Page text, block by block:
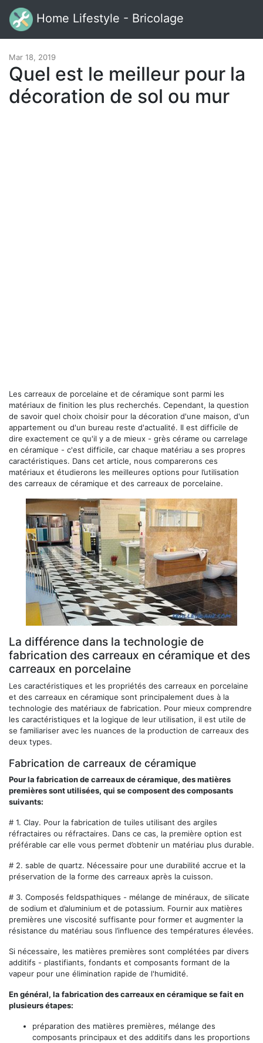
Home Lifestyle - Bricolage
Mar 18, 2019
Quel est le meilleur pour la
décoration de sol ou mur
Les carreaux de porcelaine et de céramique sont parmi les
matériaux de finition les plus recherchés. Cependant, la question
de savoir quel choix choisir pour la décoration d'une maison, d'un
appartement ou d'un bureau reste d'actualité. Il est difficile de
dire exactement ce qu'il y a de mieux - grès cérame ou carrelage
en céramique - c'est difficile, car chaque matériau a ses propres
caractéristiques. Dans cet article, nous comparerons ces
matériaux et étudierons les meilleures options pour l’utilisation
des carreaux de céramique et des carreaux de porcelaine.
La différence dans la technologie de
fabrication des carreaux en céramique et des
carreaux en porcelaine
Les caractéristiques et les propriétés des carreaux en porcelaine
et des carreaux en céramique sont principalement dues à la
technologie des matériaux de fabrication. Pour mieux comprendre
les caractéristiques et la logique de leur utilisation, il est utile de
se familiariser avec les nuances de la production de carreaux des
deux types.
Fabrication de carreaux de céramique
Pour la fabrication de carreaux de céramique, des matières
premières sont utilisées, qui se composent des composants
suivants:
# 1. Clay. Pour la fabrication de tuiles utilisant des argiles
réfractaires ou réfractaires. Dans ce cas, la première option est
préférable car elle vous permet d’obtenir un matériau plus durable.
# 2. sable de quartz. Nécessaire pour une durabilité accrue et la
préservation de la forme des carreaux après la cuisson.
# 3. Composés feldspathiques - mélange de minéraux, de silicate
de sodium et d’aluminium et de potassium. Fournir aux matières
premières une viscosité suffisante pour former et augmenter la
résistance du matériau sous l’influence des températures élevées.
Si nécessaire, les matières premières sont complétées par divers
additifs - plastifiants, fondants et composants formant de la
vapeur pour une élimination rapide de l'humidité.
En général, la fabrication des carreaux en céramique se fait en
plusieurs étapes:
préparation des matières premières, mélange des
composants principaux et des additifs dans les proportions